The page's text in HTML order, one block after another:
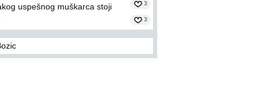
3
uspešnog muškarca stoji
3